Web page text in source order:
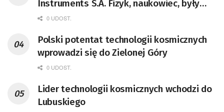
Instruments S.A. Fizyk, naukowiec, były
pracownik CERN w Genewie,
doktor habilitowany nauk fizycznych,
koordynator Rady Sektorowej ds.
Kompetencji Przemysłu Lotniczo-
Badań Kosmicznych i Satelitarnych PAN.
0 UDOST.
Polski potentat technologii kosmicznych
wprowadzi się do Zielonej Góry
0 UDOST.
Lider technologii kosmicznych wchodzi do
Lubuskiego